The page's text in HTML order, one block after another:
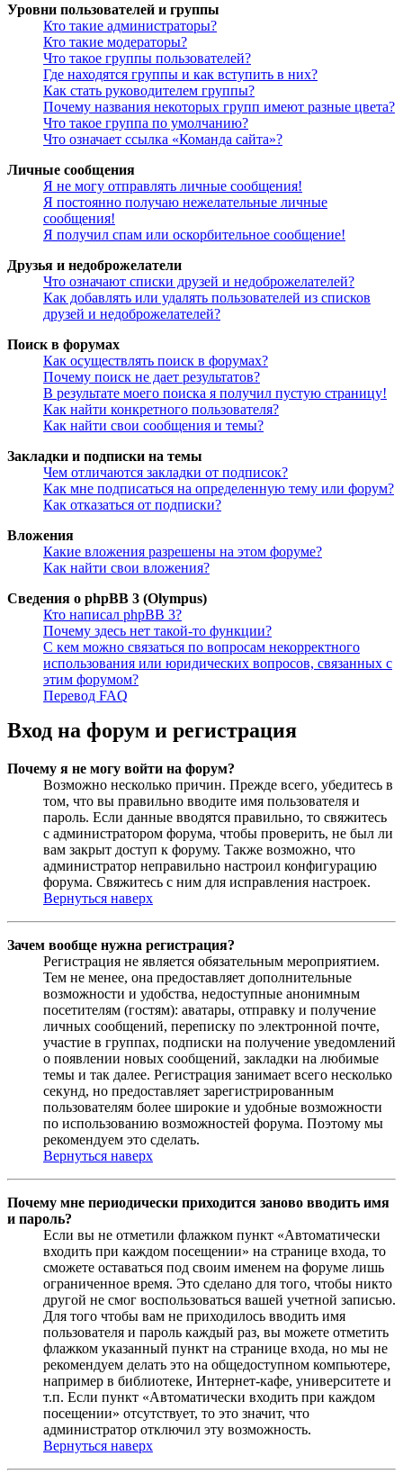
Уровни пользователей и группы
Кто такие администраторы?
Кто такие модераторы?
Что такое группы пользователей?
Где находятся группы и как вступить в них?
Как стать руководителем группы?
Почему названия некоторых групп имеют разные цвета?
Что такое группа по умолчанию?
Что означает ссылка «Команда сайта»?
Личные сообщения
Я не могу отправлять личные сообщения!
Я постоянно получаю нежелательные личные
сообщения!
Я получил спам или оскорбительное сообщение!
Друзья и недоброжелатели
Что означают списки друзей и недоброжелателей?
Как добавлять или удалять пользователей из списков
друзей и недоброжелателей?
Поиск в форумах
Как осуществлять поиск в форумах?
Почему поиск не дает результатов?
В результате моего поиска я получил пустую страницу!
Как найти конкретного пользователя?
Как найти свои сообщения и темы?
Закладки и подписки на темы
Чем отличаются закладки от подписок?
Как мне подписаться на определенную тему или форум?
Как отказаться от подписки?
Вложения
Какие вложения разрешены на этом форуме?
Как найти свои вложения?
Сведения о phpBB 3 (Olympus)
Кто написал phpBB 3?
Почему здесь нет такой-то функции?
С кем можно связаться по вопросам некорректного
использования или юридических вопросов, связанных с
этим форумом?
Перевод FAQ
Вход на форум и регистрация
Почему я не могу войти на форум?
Возможно несколько причин. Прежде всего, убедитесь в
том, что вы правильно вводите имя пользователя и
пароль. Если данные вводятся правильно, то свяжитесь
с администратором форума, чтобы проверить, не был ли
вам закрыт доступ к форуму. Также возможно, что
администратор неправильно настроил конфигурацию
форума. Свяжитесь с ним для исправления настроек.
Вернуться наверх
Зачем вообще нужна регистрация?
Регистрация не является обязательным мероприятием.
Тем не менее, она предоставляет дополнительные
возможности и удобства, недоступные анонимным
посетителям (гостям): аватары, отправку и получение
личных сообщений, переписку по электронной почте,
участие в группах, подписки на получение уведомлений
о появлении новых сообщений, закладки на любимые
темы и так далее. Регистрация занимает всего несколько
секунд, но предоставляет зарегистрированным
пользователям более широкие и удобные возможности
по использованию возможностей форума. Поэтому мы
рекомендуем это сделать.
Вернуться наверх
Почему мне периодически приходится заново вводить имя
и пароль?
Если вы не отметили флажком пункт «Автоматически
входить при каждом посещении» на странице входа, то
сможете оставаться под своим именем на форуме лишь
ограниченное время. Это сделано для того, чтобы никто
другой не смог воспользоваться вашей учетной записью.
Для того чтобы вам не приходилось вводить имя
пользователя и пароль каждый раз, вы можете отметить
флажком указанный пункт на странице входа, но мы не
рекомендуем делать это на общедоступном компьютере,
например в библиотеке, Интернет-кафе, университете и
т.п. Если пункт «Автоматически входить при каждом
посещении» отсутствует, то это значит, что
администратор отключил эту возможность.
Вернуться наверх